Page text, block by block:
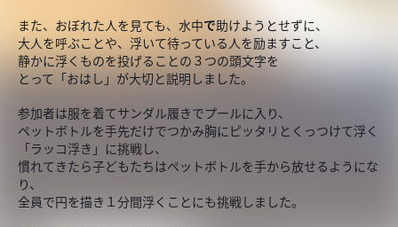
また、おぼれた人を見ても、水中で助けようとせずに、
大人を呼ぶことや、浮いて待っている人を励ますこと、
静かに浮くものを投げることの３つの頭文字を
とって「おはし」が大切と説明しました。
参加者は服を着てサンダル履きでプールに入り、
ペットボトルを手先だけでつかみ胸にピッタリとくっつけて浮く
「ラッコ浮き」に挑戦し、
慣れてきたら子どもたちはペットボトルを手から放せるようにな
り、
全員で円を描き１分間浮くことにも挑戦しました。